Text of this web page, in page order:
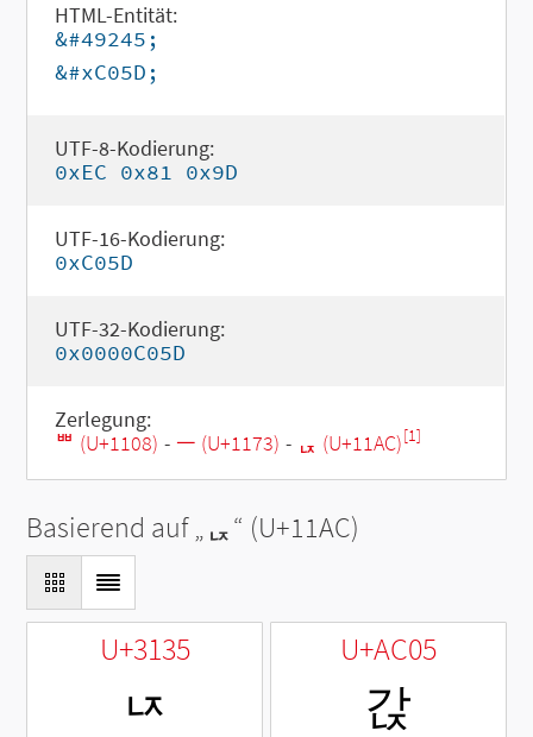
HTML-Entität:
&#49245;
&#xC05D;
UTF-8-Kodierung:
0xEC 0x81 0x9D
UTF-16-Kodierung:
0xC05D
UTF-32-Kodierung:
0x0000C05D
Zerlegung:
ᄈ (U+1108) - ᅳ (U+1173) - ᆬ (U+11AC)[1]
Basierend auf „ᆬ“ (U+11AC)
U+3135
ㄵ
U+AC05
갅